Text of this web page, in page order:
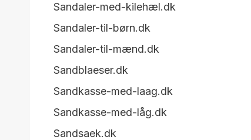
Sandaler-med-kilehæl.dk
Sandaler-til-børn.dk
Sandaler-til-mænd.dk
Sandblaeser.dk
Sandkasse-med-laag.dk
Sandkasse-med-låg.dk
Sandsaek.dk